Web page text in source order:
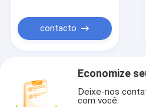
contacto
Economize
Deixe-nos
com você.